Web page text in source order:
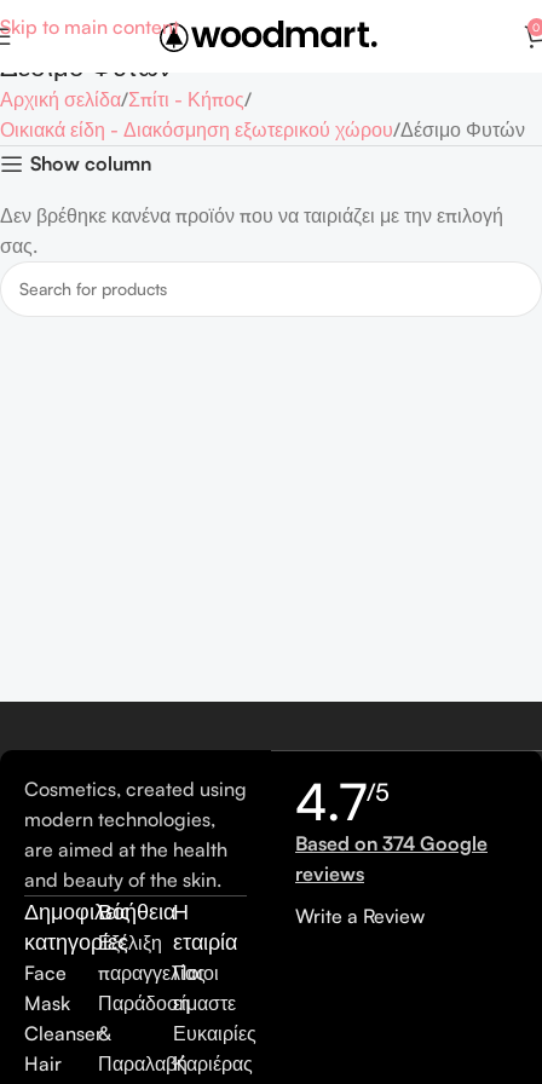
Skip to main content 0
Δέσιμο Φυτών
Αρχική σελίδα Σπίτι - Κήπος
Οικιακά είδη - Διακόσμηση εξωτερικού χώρου Δέσιμο Φυτών
Show column
Δεν βρέθηκε κανένα προϊόν που να ταιριάζει με την επιλογή
σας.
Cosmetics, created using
modern technologies,
are aimed at the health
and beauty of the skin.
Δημοφιλείς
κατηγορίες
Face
Mask
Cleanser
Hair
Βοήθεια
Εξέλιξη
παραγγελίας
Παράδοση
&
Παραλαβή
Η
εταιρία
Ποιοι
είμαστε
Ευκαιρίες
Καριέρας
4.7/5
Based on 374 Google
reviews
Write a Review